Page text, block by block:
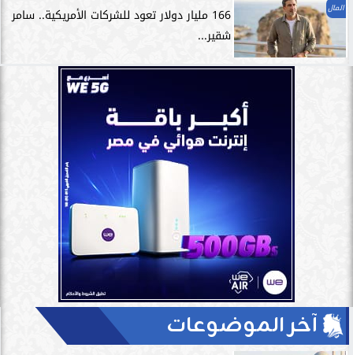
المال
166 مليار دولار تعود للشركات الأمريكية.. سامر
شقير...
آخر الموضوعات